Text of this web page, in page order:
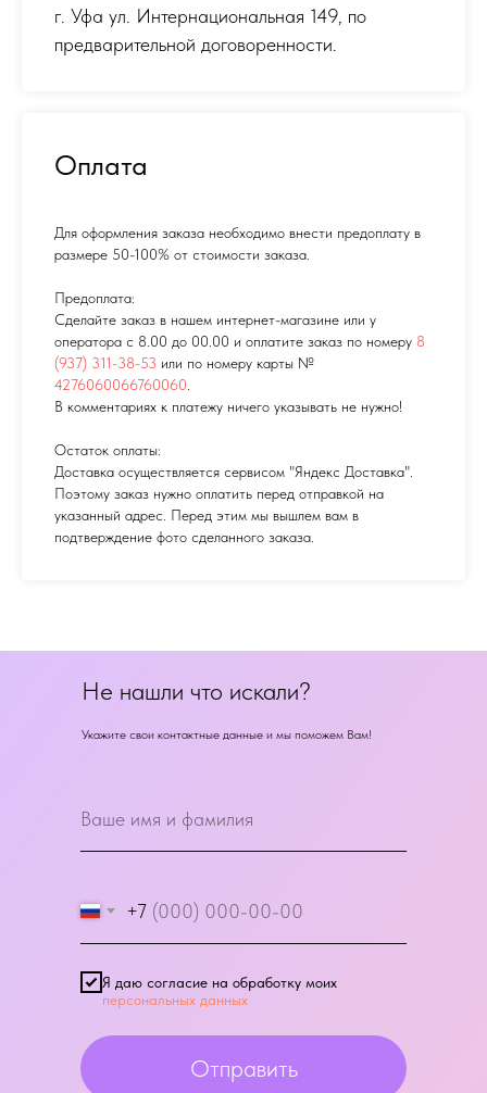
г. Уфа ул. Интернациональная 149, по
предварительной договоренности.
Оплата
Для оформления заказа необходимо внести предоплату в
размере 50-100% от стоимости заказа.
Предоплата:
Сделайте заказ в нашем интернет-магазине или у
оператора с 8.00 до 00.00 и оплатите заказ по номеру 8
(937) 311-38-53 или по номеру карты №
4276060066760060
В комментариях к платежу ничего указывать не нужно!
Остаток оплаты:
Доставка осуществляется сервисом "Яндекс Доставка".
Поэтому заказ нужно оплатить перед отправкой на
указанный адрес. Перед этим мы вышлем вам в
подтверждение фото сделанного заказа.
+7
Я даю согласие на обработку моих
персональных данных
Отправить
Не нашли что искали?
Укажите свои контактные данные и мы поможем Вам!